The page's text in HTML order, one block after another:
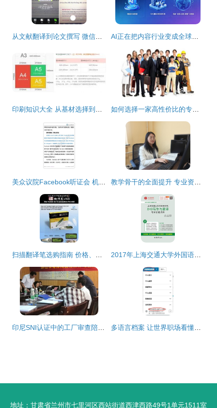
地址：甘肃省兰州市七里河区西站街道西津西路49号1单元1511室